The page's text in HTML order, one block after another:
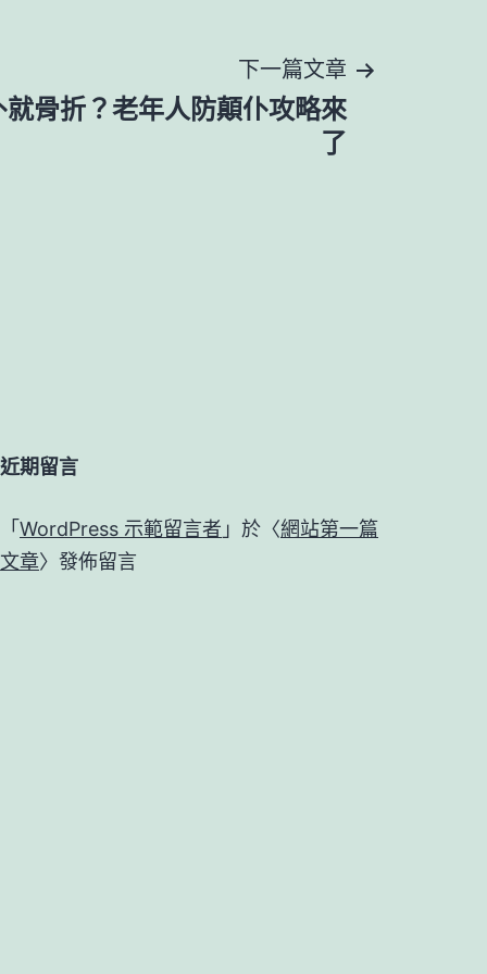
下一篇文章
骨折？老年人防顛仆攻略來
了
近期留言
「 WordPress 示範留言者 」於〈網站第一篇
文章〉發佈留言